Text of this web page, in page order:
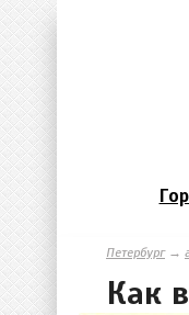
Петербург→
Как